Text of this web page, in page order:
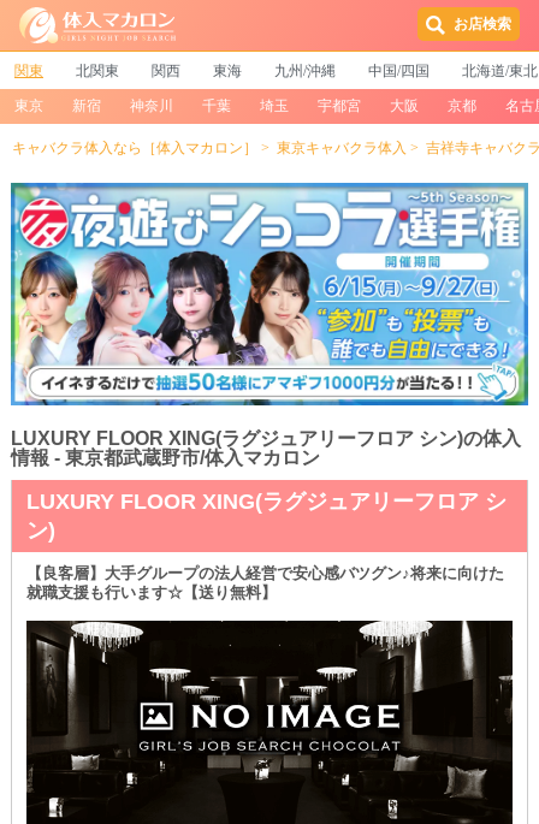
お店検索
関東 北関東 関西 東海 九州/沖縄 中国/四国 北海道/東北
東京 新宿 神奈川 千葉 埼玉 宇都宮 大阪 京都 名古
キャバクラ体入なら［体入マカロン］ 東京キャバクラ体入 吉祥寺キャバク
LUXURY FLOOR XING(ラグジュアリーフロア シン)の体入
情報 - 東京都武蔵野市/体入マカロン
LUXURY FLOOR XING(ラグジュアリーフロア シ
ン)
【良客層】大手グループの法人経営で安心感バツグン♪将来に向けた
就職支援も行います☆【送り無料】